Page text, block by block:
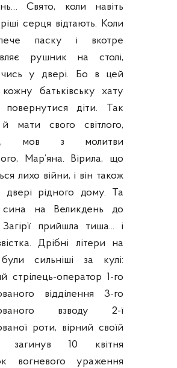
Свято, коли навіть
серця відтають. Коли
паску і вкотре
рушник на столі,
у двері. Бо в цей
батьківську хату
повернутися діти. Так
мати свого світлого,
мов з молитви
Мар’яна. Вірила, що
лихо війни, і він також
двері рідного дому. Та
сина на Великдень до
прийшла тиша... і
Дрібні літери на
сильніші за кулі:
стрілець-оператор 1-го
відділення 3-го
взводу 2-ї
роти, вірний своїй
загинув 10 квітня
вогневого ураження